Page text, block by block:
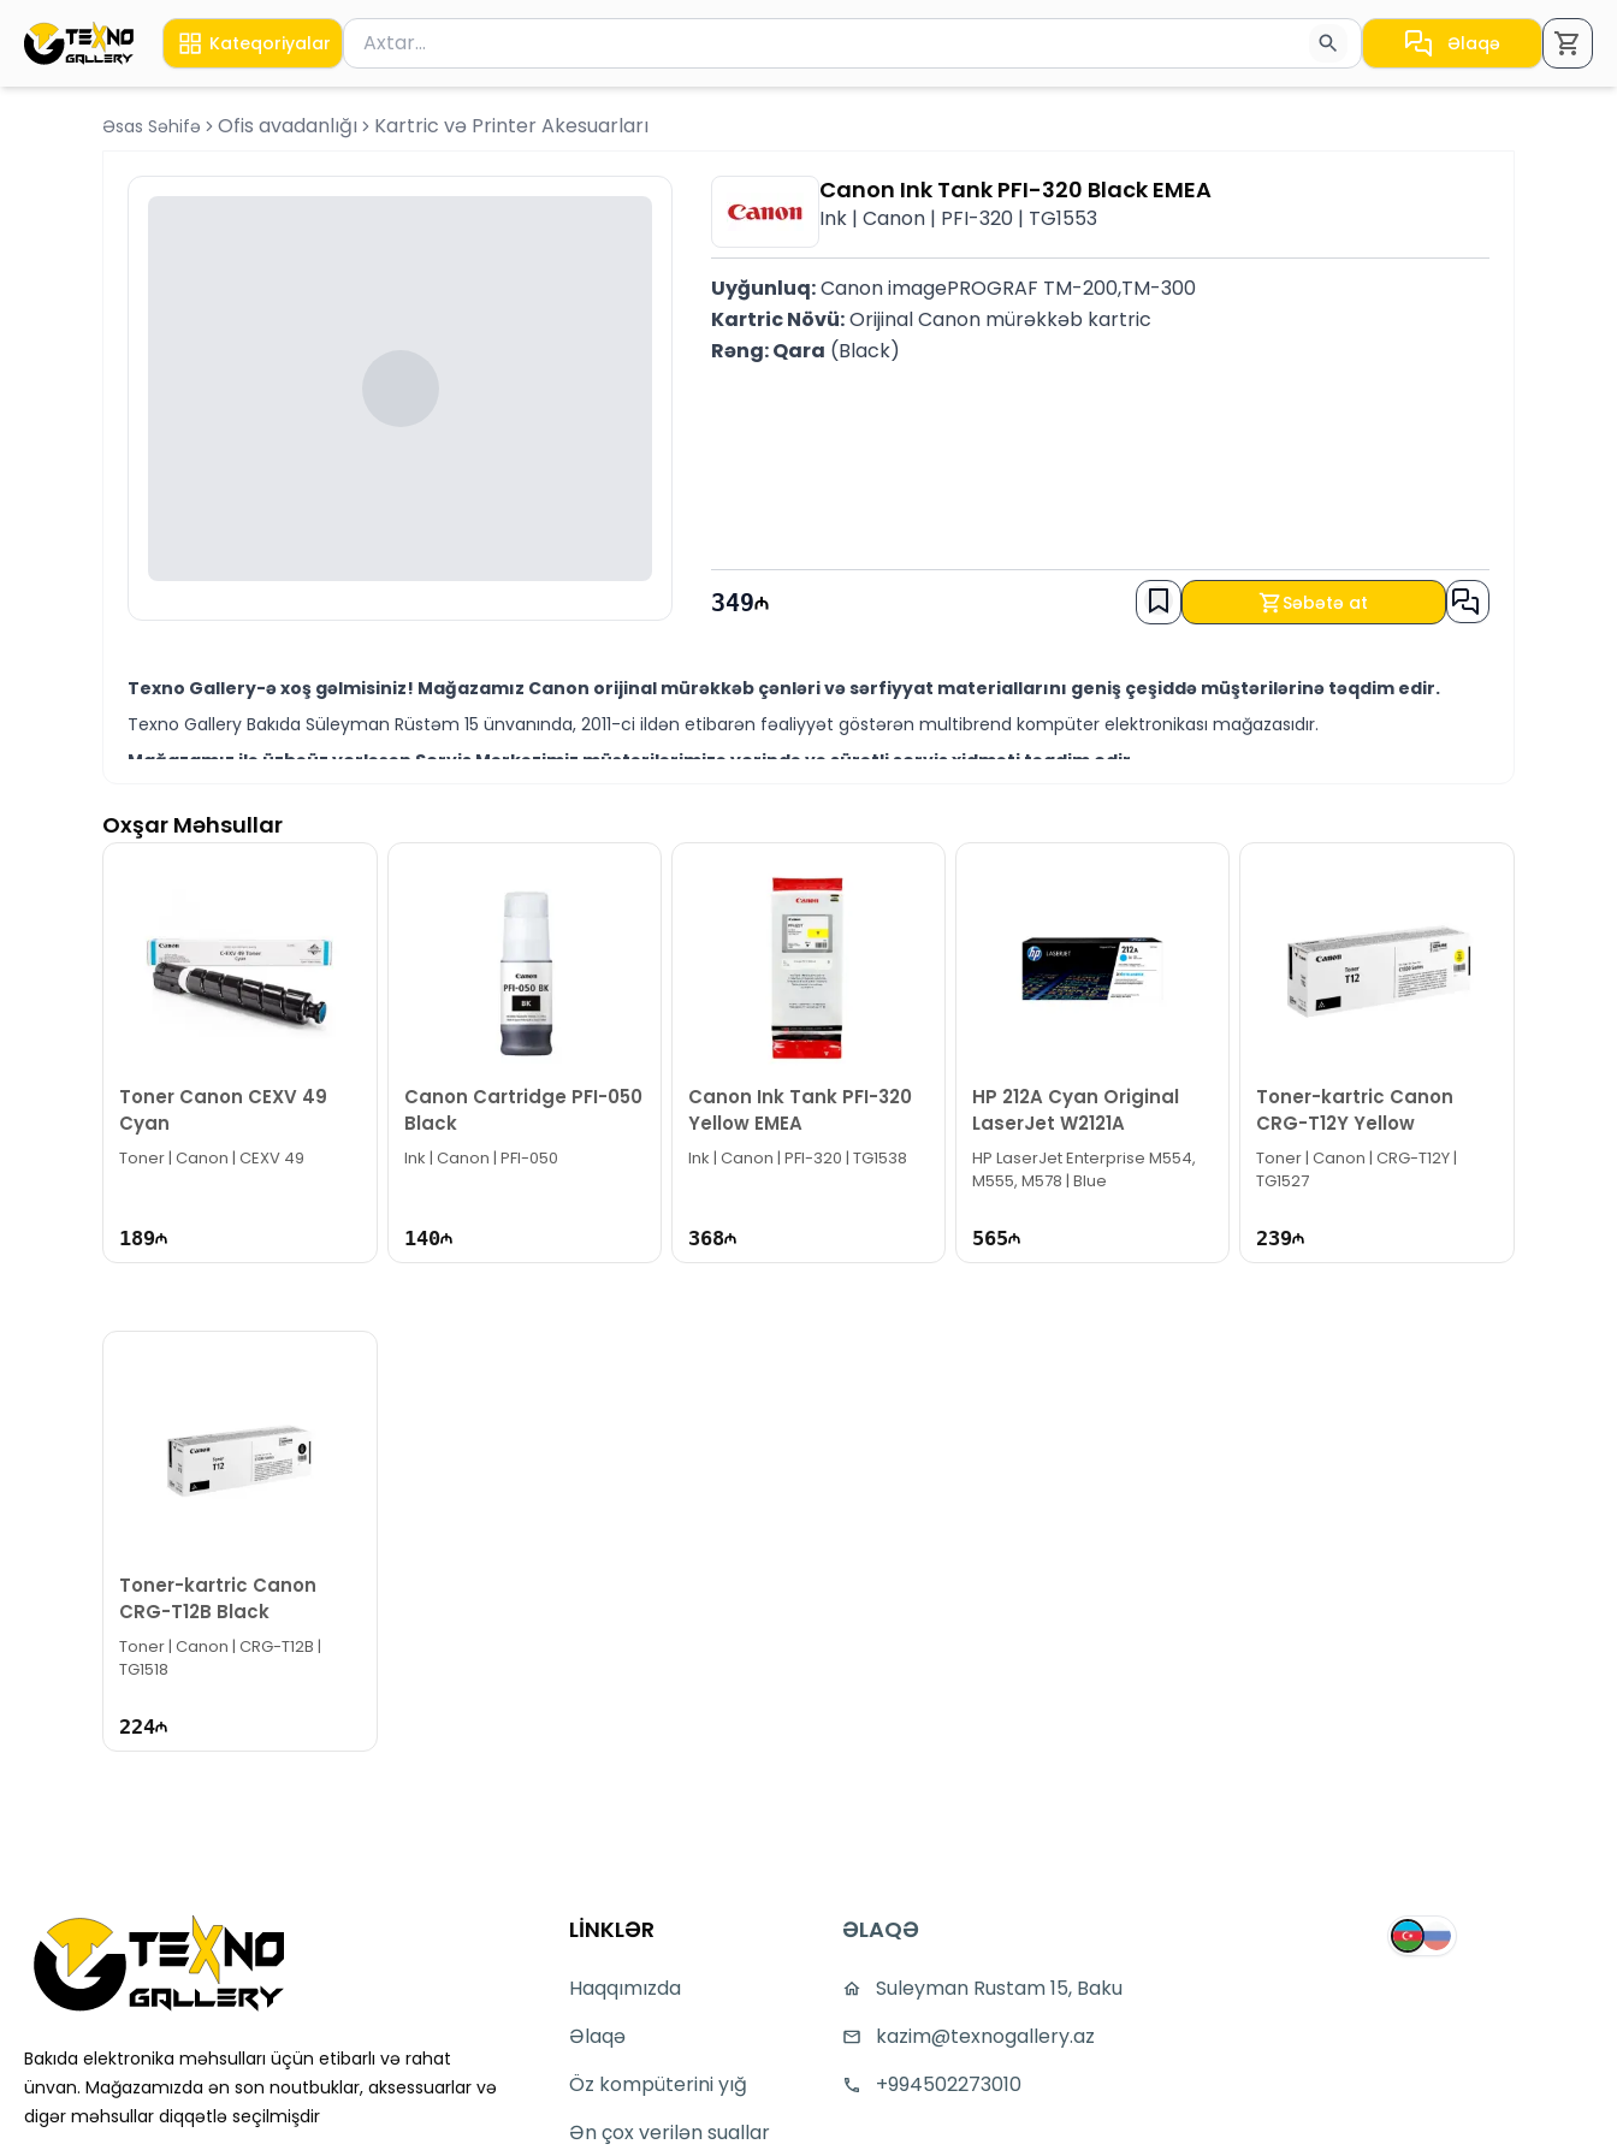
Kateqoriyalar Məhsul axtar
Axtarış üçün ən azı 2 simvol yazın. Göndərmək üçün Enter düyməsini basın və ya nəticələr arasında keçid etmək üçün ox
Əlaqə
Əsas Səhifə Ofis avadanlığı Kartric və Printer Akesuarları
Canon Ink Tank PFI-320 Black EMEA
Ink | Canon | PFI-320 | TG1553
Uyğunluq: Canon imagePROGRAF TM-200,TM-300
Kartric Növü: Orijinal Canon mürəkkəb kartric
Rəng: Qara (Black)
349 Səbətə at
Texno Gallery-ə xoş gəlmisiniz! Mağazamız Canon orijinal mürəkkəb çənləri və sərfiyyat materiallarını geniş çeşiddə müştərilərinə təqdim edir.
Texno Gallery Bakıda Süleyman Rüstəm 15 ünvanında, 2011-ci ildən etibarən fəaliyyət göstərən multibrend kompüter elektronikası mağazasıdır.
Mağazamız ilə üzbəüz yerləşən Servis Mərkəzimiz müştərilərimizə yerində və sürətli servis xidməti təqdim edir.
Canon Ink Tank PFI-320 Black EMEA modelini Bakıda sərfəli qiymətə NƏĞD, KÖÇÜRMƏ, həmçinin KREDİT şərtləri ilə əldə edə bilərsiniz.
İstər Canon mürəkkəb çənləri və sərfiyyat materialları, istərsə də digər brend məhsullarla bağlı suallarınızı saytımız vasitəsilə bizə yaza bilərsiniz.
Seçim etməkdə məsləhətə ehtiyacınız varsa, təcrübəli mütəxəssislərimiz hər gün saat 10:00-dan 19:00-dək xidmətinizdədir.
Canon Ink Tank PFI-320 Black EMEA modeli ilə bağlı bütün suallarınızı saytımızın canlı dəstək xəttində cavablandırmağa hər zaman hazırıq.
İş saatlarından kənar vaxtlarda əlaqə yaratmaq üçün e-mail vasitəsilə müraciət edə və ya WhatsApp nömrəmizə mesaj göndərə bilərsiniz.
Bizə göstərdiyiniz marağa görə təşəkkür edirik!
Oxşar Məhsullar
Toner Canon CEXV 49
Cyan
Toner | Canon | CEXV 49
189
Canon Cartridge PFI-050
Black
Ink | Canon | PFI-050
140
Canon Ink Tank PFI-320
Yellow EMEA
Ink | Canon | PFI-320 | TG1538
368
HP 212A Cyan Original
LaserJet W2121A
HP LaserJet Enterprise M554,
M555, M578 | Blue
565
Toner-kartric Canon
CRG-T12Y Yellow
Toner | Canon | CRG-T12Y |
TG1527
239
Toner-kartric Canon
CRG-T12B Black
Toner | Canon | CRG-T12B |
TG1518
224
Bakıda elektronika məhsulları üçün etibarlı və rahat
ünvan. Mağazamızda ən son noutbuklar, aksessuarlar və
digər məhsullar diqqətlə seçilmişdir
LİNKLƏR
Haqqımızda
Əlaqə
Öz kompüterini yığ
Ən çox verilən suallar
ƏLAQƏ
Suleyman Rustam 15, Baku
kazim@texnogallery.az
+994502273010